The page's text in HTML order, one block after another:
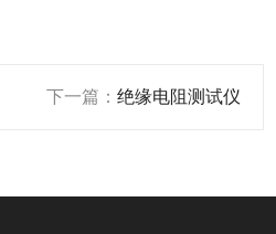
下一篇： 绝缘电阻测试仪